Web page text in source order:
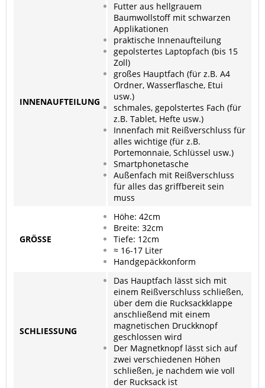
INNENAUFTEILUNG
Futter aus hellgrauem
Baumwollstoff mit schwarzen
Applikationen
praktische Innenaufteilung
gepolstertes Laptopfach (bis 15
Zoll)
großes Hauptfach (für z.B. A4
Ordner, Wasserflasche, Etui
usw.)
schmales, gepolstertes Fach (für
z.B. Tablet, Hefte usw.)
Innenfach mit Reißverschluss für
alles wichtige (für z.B.
Portemonnaie, Schlüssel usw.)
Smartphonetasche
Außenfach mit Reißverschluss
für alles das griffbereit sein
muss
GRÖSSE
Höhe: 42cm
Breite: 32cm
Tiefe: 12cm
≈ 16-17 Liter
Handgepäckkonform
SCHLIESSUNG
Das Hauptfach lässt sich mit
einem Reißverschluss schließen,
über dem die Rucksackklappe
anschließend mit einem
magnetischen Druckknopf
geschlossen wird
Der Magnetknopf lässt sich auf
zwei verschiedenen Höhen
schließen, je nachdem wie voll
der Rucksack ist